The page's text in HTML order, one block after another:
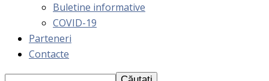
Buletine informative
COVID-19
Parteneri
Contacte